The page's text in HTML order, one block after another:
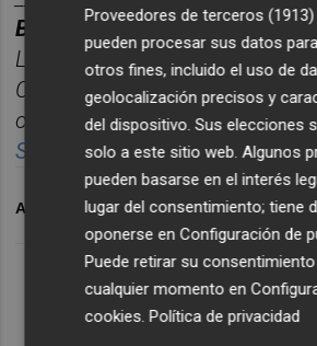
BOLET Í N TITULARES
Las noticias m
s relevantes del
Castellón, reunidas cada ma
correo para empezar el día
Suscr
betegratis al boletín
ARCHIVADO EN ALMASSORA CIENCIA
Proveedores de terceros (1913)
pueden procesar sus datos
otros fines, incluido el uso de
geolocalización precisos y
del dispositivo. Sus elecciones
solo a este sitio web. Algunos
pueden basarse en el interés
lugar del consentimiento; tiene
oponerse enConfiguración de
Puede retirar su
cualquier momento en
cookies .Política de privacidad